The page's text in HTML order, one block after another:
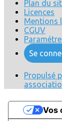
Plan du
Licences
Mentions
CGUV
Se
Propulsé
Vos